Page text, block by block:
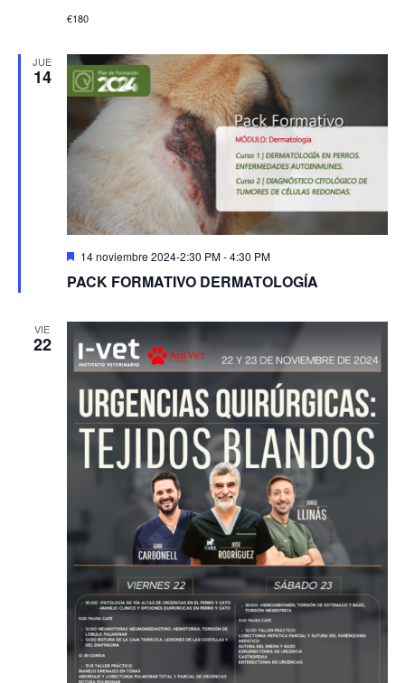
€180
JUE
14
Destacado
14 noviembre 2024-2:30 PM-4:30 PM
PACK FORMATIVO DERMATOLOGÍA
VIE
22